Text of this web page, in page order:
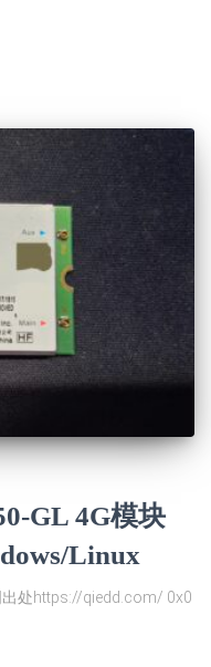
GL 4G模块
Linux
处https://qiedd.com/ 0x0